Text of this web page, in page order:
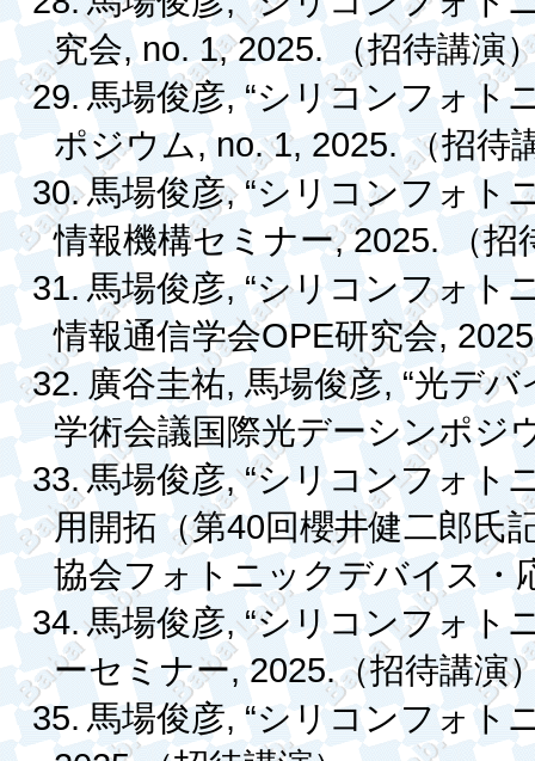
究会, no. 1, 2025. （招待講演
29.馬場俊彦, “シリコンフォト
ポジウム, no. 1, 2025.（招待
30.馬場俊彦, “シリコンフォト
情報機構セミナー, 2025. （
31.馬場俊彦, “シリコンフォト
情報通信学会OPE研究会, 2025
32. 廣谷圭祐, 馬場俊彦, “光デバ
学術会議国際光デーシンポジ
33.馬場俊彦, “シリコンフォト
用開拓（第40回櫻井健二郎氏
協会フォトニックデバイス・
34.馬場俊彦, “シリコンフォト
ーセミナー, 2025.（招待講演
35. 馬場俊彦, “シリコンフォト